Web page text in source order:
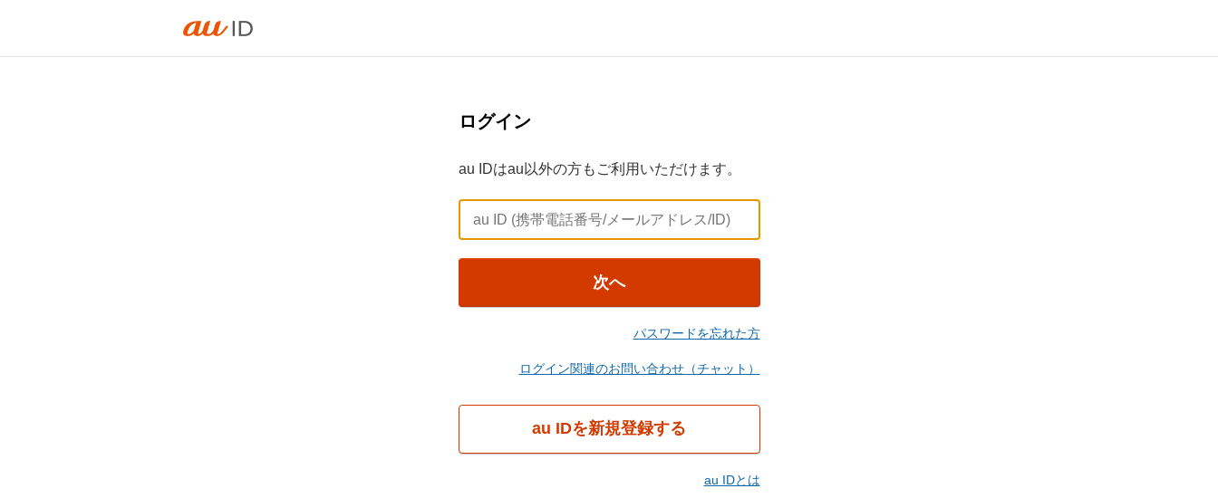
ログイン
au IDはau以外の方もご利用いただけます。
次へ
パスワードを忘れた方
ログイン関連のお問い合わせ（チャット）
au IDを新規登録する
au IDとは